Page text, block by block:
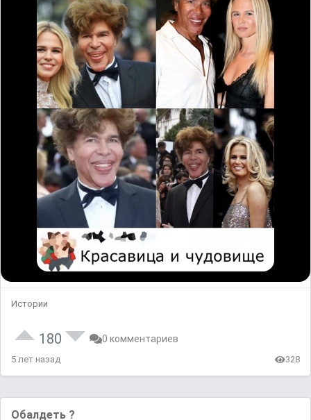
Истории
180 0 комментариев
5 лет назад 328
Обалдеть ?